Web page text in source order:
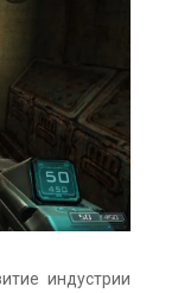
индустрии